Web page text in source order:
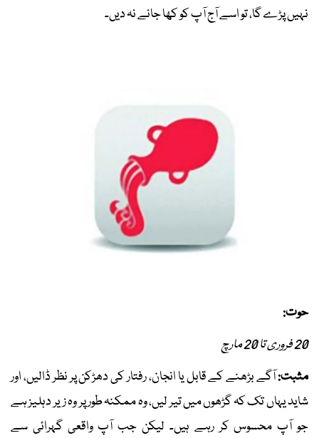
نہیں پڑے گا، تو اسے آج آپ کو کھا جانے نہ دیں۔
حوت:
20 فروری تا 20 مارچ
مثبت:آگے بڑھنے کے قابل یا انجان، رفتار کی دھڑکن پر نظر ڈالیں، اور
شاید یہاں تک کہ گڑھوں میں تیر لیں، وہ ممکنہ طور پر وہ زیر دہلیز ہے
جو آپ محسوس کر رہے ہیں۔ لیکن جب آپ واقعی گہرائی سے